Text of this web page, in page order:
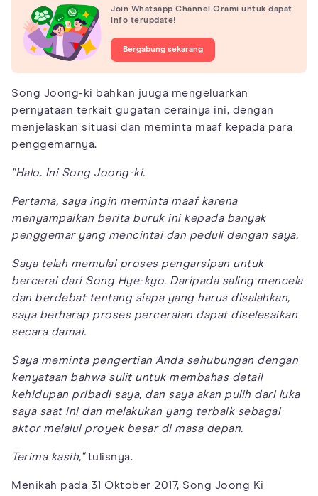
Join Whatsapp Channel Orami untuk dapat
info terupdate!
Bergabung sekarang
Song Joong-ki bahkan juuga mengeluarkan
pernyataan terkait gugatan cerainya ini, dengan
menjelaskan situasi dan meminta maaf kepada para
penggemarnya.
"Halo. Ini Song Joong-ki.
Pertama, saya ingin meminta maaf karena
menyampaikan berita buruk ini kepada banyak
penggemar yang mencintai dan peduli dengan saya.
Saya telah memulai proses pengarsipan untuk
bercerai dari Song Hye-kyo. Daripada saling mencela
dan berdebat tentang siapa yang harus disalahkan,
saya berharap proses perceraian dapat diselesaikan
secara damai.
Saya meminta pengertian Anda sehubungan dengan
kenyataan bahwa sulit untuk membahas detail
kehidupan pribadi saya, dan saya akan pulih dari luka
saya saat ini dan melakukan yang terbaik sebagai
aktor melalui proyek besar di masa depan.
Terima kasih,"tulisnya.
Menikah pada 31 Oktober 2017, Song Joong Ki